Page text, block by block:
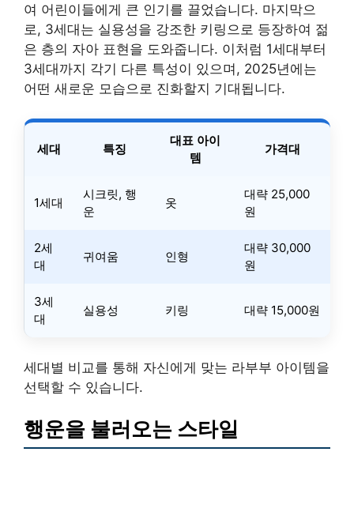
여 어린이들에게 큰 인기를 끌었습니다. 마지막으
로, 3세대는 실용성을 강조한 키링으로 등장하여 젊
은 층의 자아 표현을 도와줍니다. 이처럼 1세대부터
3세대까지 각기 다른 특성이 있으며, 2025년에는
어떤 새로운 모습으로 진화할지 기대됩니다.
세대 특징
대표 아이
템
가격대
1세대
시크릿, 행
운
옷
대략 25,000
원
2세
대
귀여움 인형
대략 30,000
원
3세
대
실용성 키링 대략 15,000원
세대별 비교를 통해 자신에게 맞는 라부부 아이템을
선택할 수 있습니다.
행운을 불러오는 스타일